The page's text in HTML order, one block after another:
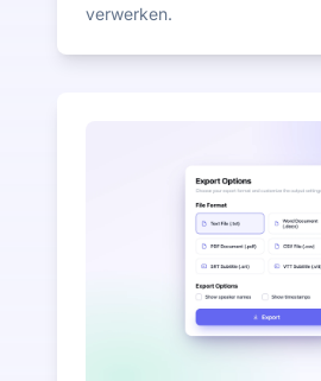
verwerken.